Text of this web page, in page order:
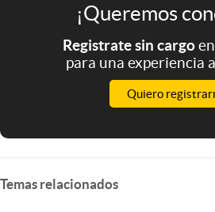
¡Queremos
Registrate sin cargo
para una experiencia
Quiero
Temas relacionados